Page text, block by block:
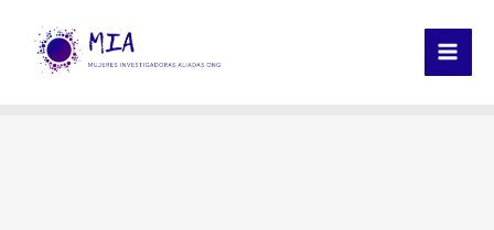
contenido